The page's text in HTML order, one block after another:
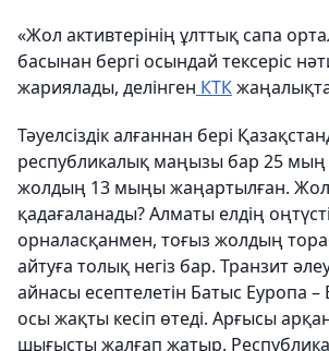
«Жол активтерінің ұлттық сапа
басынан бергі осындай тексеріс
жариялады, делінген КТК
Тәуелсіздік алғаннан бері
республикалық маңызы бар 25
жолдың 13 мыңы жаңартылған.
қадағаланады? Алматы елдің
орналасқанмен, тоғыз жолдың
айтуға толық негіз бар. Транзит
айнасы есептелетін Батыс Еуропа
осы жақты кесіп өтеді. Арғысы
шығысты жалғап жатыр.